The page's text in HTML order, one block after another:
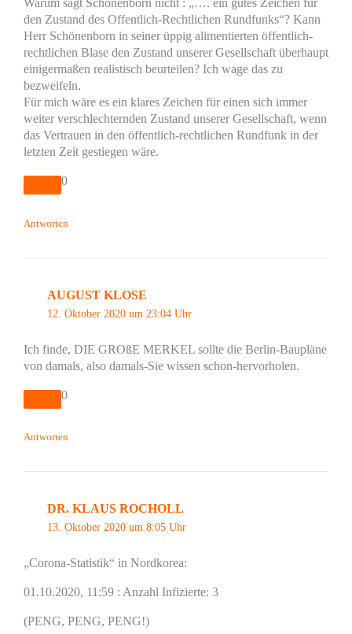
den Zustand des Offentlich-Rechtlichen Rundfunks“? Kann
Herr Schönenborn in seiner üppig alimentierten öffentlich-
rechtlichen Blase den Zustand unserer Gesellschaft überhaupt
einigermaßen realistisch beurteilen? Ich wage das zu
bezweifeln.
Für mich wäre es ein klares Zeichen für einen sich immer
weiter verschlechternden Zustand unserer Gesellschaft, wenn
das Vertrauen in den öffentlich-rechtlichen Rundfunk in der
letzten Zeit gestiegen wäre.
0
Antworten
AUGUST KLOSE
12. Oktober 2020 um 23:04 Uhr
Ich finde, DIE GROßE MERKEL sollte die Berlin-Baupläne
von damals, also damals-Sie wissen schon-hervorholen.
0
Antworten
DR. KLAUS ROCHOLL
13. Oktober 2020 um 8:05 Uhr
„Corona-Statistik“ in Nordkorea:
01.10.2020, 11:59 : Anzahl Infizierte: 3
(PENG, PENG, PENG!)